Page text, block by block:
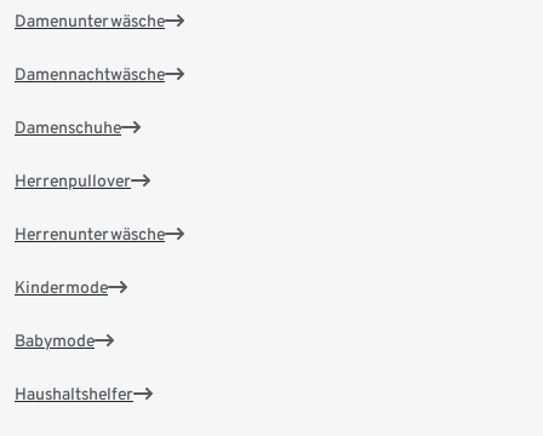
Damenunterwäsche
Damennachtwäsche
Damenschuhe
Herrenpullover
Herrenunterwäsche
Kindermode
Babymode
Haushaltshelfer